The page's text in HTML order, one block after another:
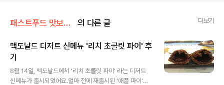
패스트푸드 맛보기/맥도날드 의 다른 글 더보기
맥도날드 디저트 신메뉴 '리치 초콜릿 파이' 후
기
8월 14일, 맥도날드에서 '리치 초콜릿 파이' 라는 디저트
신메뉴가 출시되었어요.얼마 전에 재출시된 '애플 파이'도